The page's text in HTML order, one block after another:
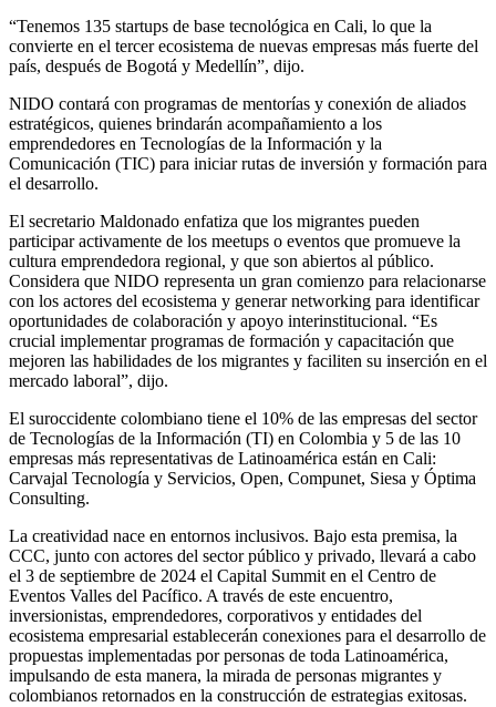
“Tenemos 135 startups de base tecnológica en Cali, lo que la
convierte en el tercer ecosistema de nuevas empresas más fuerte del
país, después de Bogotá y Medellín”, dijo.
NIDO contará con programas de mentorías y conexión de aliados
estratégicos, quienes brindarán acompañamiento a los
emprendedores en Tecnologías de la Información y la
Comunicación (TIC) para iniciar rutas de inversión y formación para
el desarrollo.
El secretario Maldonado enfatiza que los migrantes pueden
participar activamente de los meetups o eventos que promueve la
cultura emprendedora regional, y que son abiertos al público.
Considera que NIDO representa un gran comienzo para relacionarse
con los actores del ecosistema y generar networking para identificar
oportunidades de colaboración y apoyo interinstitucional. “Es
crucial implementar programas de formación y capacitación que
mejoren las habilidades de los migrantes y faciliten su inserción en el
mercado laboral”, dijo.
El suroccidente colombiano tiene el 10% de las empresas del sector
de Tecnologías de la Información (TI) en Colombia y 5 de las 10
empresas más representativas de Latinoamérica están en Cali:
Carvajal Tecnología y Servicios, Open, Compunet, Siesa y Óptima
Consulting.
La creatividad nace en entornos inclusivos. Bajo esta premisa, la
CCC, junto con actores del sector público y privado, llevará a cabo
el 3 de septiembre de 2024 el Capital Summit en el Centro de
Eventos Valles del Pacífico. A través de este encuentro,
inversionistas, emprendedores, corporativos y entidades del
ecosistema empresarial establecerán conexiones para el desarrollo de
propuestas implementadas por personas de toda Latinoamérica,
impulsando de esta manera, la mirada de personas migrantes y
colombianos retornados en la construcción de estrategias exitosas.